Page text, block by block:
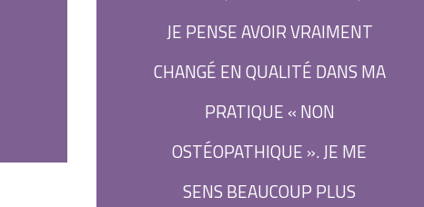
JE PENSE AVOIR VRAIMENT
CHANGÉ EN QUALITÉ DANS MA
PRATIQUE « NON
OSTÉOPATHIQUE ». JE ME
SENS BEAUCOUP PLUS